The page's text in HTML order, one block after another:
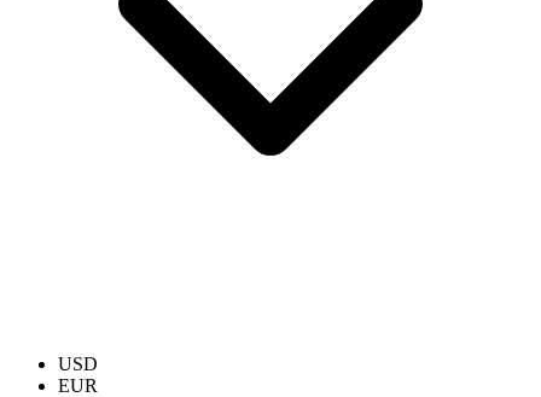
USD
EUR